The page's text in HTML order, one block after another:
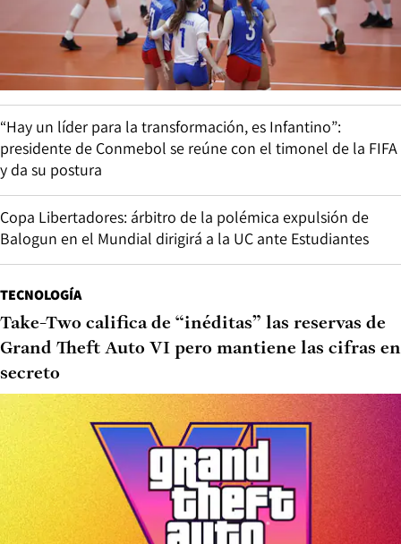
“Hay un líder para la transformación, es Infantino”:
presidente de Conmebol se reúne con el timonel de la FIFA
y da su postura
Copa Libertadores: árbitro de la polémica expulsión de
Balogun en el Mundial dirigirá a la UC ante Estudiantes
TECNOLOGÍA
Take-Two califica de “inéditas” las reservas de
Grand Theft Auto VI pero mantiene las cifras en
secreto